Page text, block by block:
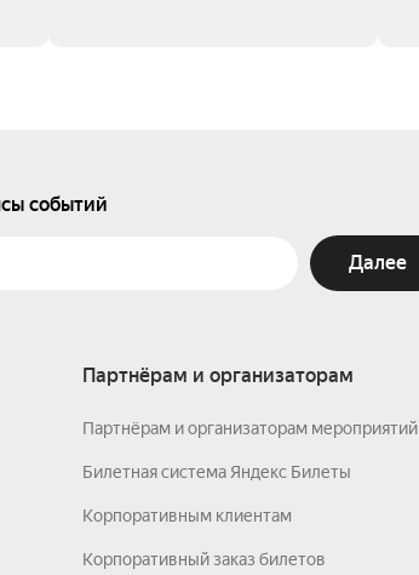
событий
Далее
Партнёрам и организаторам
Партнёрам и организаторам мероприятий
Билетная система Яндекс Билеты
Корпоративным клиентам
Корпоративный заказ билетов